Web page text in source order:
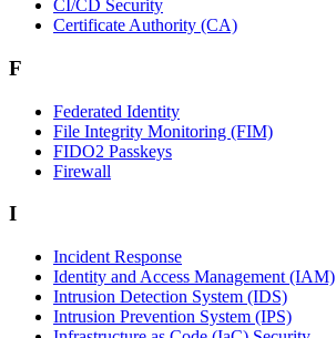
CI/CD Security
Certificate Authority (CA)
F
Federated Identity
File Integrity Monitoring (FIM)
FIDO2 Passkeys
Firewall
I
Incident Response
Identity and Access Management (IAM)
Intrusion Detection System (IDS)
Intrusion Prevention System (IPS)